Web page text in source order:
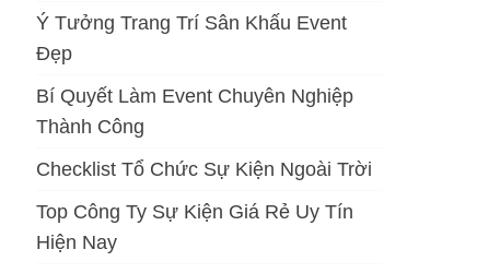
Ý Tưởng Trang Trí Sân Khấu Event
Đẹp
Bí Quyết Làm Event Chuyên Nghiệp
Thành Công
Checklist Tổ Chức Sự Kiện Ngoài Trời
Top Công Ty Sự Kiện Giá Rẻ Uy Tín
Hiện Nay